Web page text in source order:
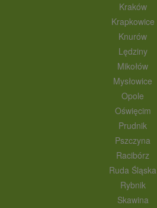
Kraków
Krapkowice
Knurów
Lędziny
Mikołów
Mysłowice
Opole
Oświęcim
Prudnik
Pszczyna
Racibórz
Ruda Śląska
Rybnik
Skawina